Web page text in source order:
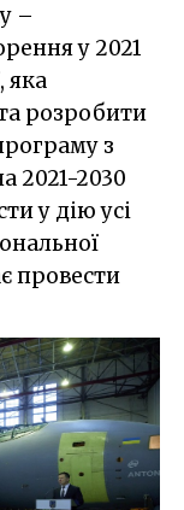
–
у 2021
яка
розробити
з
2021-2030
у дію усі
провести